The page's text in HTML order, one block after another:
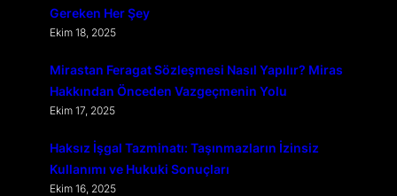
Gereken Her Şey
Ekim 18, 2025
Mirastan Feragat Sözleşmesi Nasıl Yapılır? Miras
Hakkından Önceden Vazgeçmenin Yolu
Ekim 17, 2025
Haksız İşgal Tazminatı: Taşınmazların İzinsiz
Kullanımı ve Hukuki Sonuçları
Ekim 16, 2025